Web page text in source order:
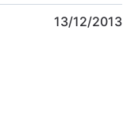
13/12/2013